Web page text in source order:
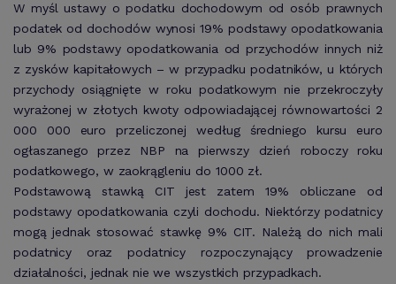
W myśl ustawy o podatku dochodowym od osób prawnych
podatek od dochodów wynosi 19% podstawy opodatkowania
lub 9% podstawy opodatkowania od przychodów innych niż
z zysków kapitałowych – w przypadku podatników, u których
przychody osiągnięte w roku podatkowym nie przekroczyły
wyrażonej w złotych kwoty odpowiadającej równowartości 2
000 000 euro przeliczonej według średniego kursu euro
ogłaszanego przez NBP na pierwszy dzień roboczy roku
podatkowego, w zaokrągleniu do 1000 zł.
Podstawową stawką CIT jest zatem 19% obliczane od
podstawy opodatkowania czyli dochodu. Niektórzy podatnicy
mogą jednak stosować stawkę 9% CIT. Należą do nich mali
podatnicy oraz podatnicy rozpoczynający prowadzenie
działalności, jednak nie we wszystkich przypadkach.